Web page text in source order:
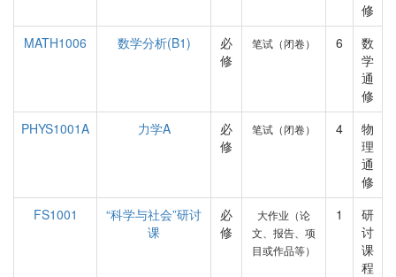
修
MATH1006
数学分析(B1)
必
修
笔试（闭卷） 6
数
学
通
修
PHYS1001A
力学A
必
修
笔试（闭卷） 4
物
理
通
修
FS1001
“科学与社会”研讨
课
必
修
大作业（论
文、报告、项
目或作品等）
1
研
讨
课
程